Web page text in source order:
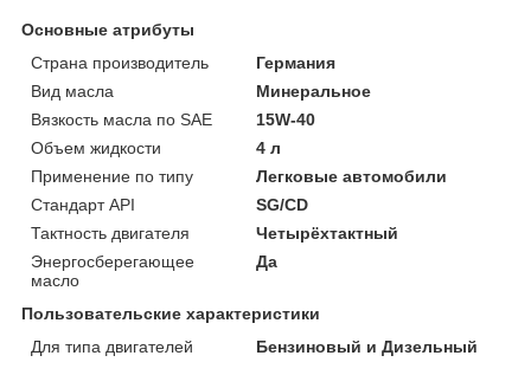
Основные атрибуты
Страна производитель
Германия
Вид масла
Минеральное
Вязкость масла по SAE
15W-40
Объем жидкости
4 л
Применение по типу
Легковые автомобили
Стандарт API
SG/CD
Тактность двигателя
Четырёхтактный
Энергосберегающее
масло
Да
Пользовательские характеристики
Для типа двигателей
Бензиновый и Дизельный